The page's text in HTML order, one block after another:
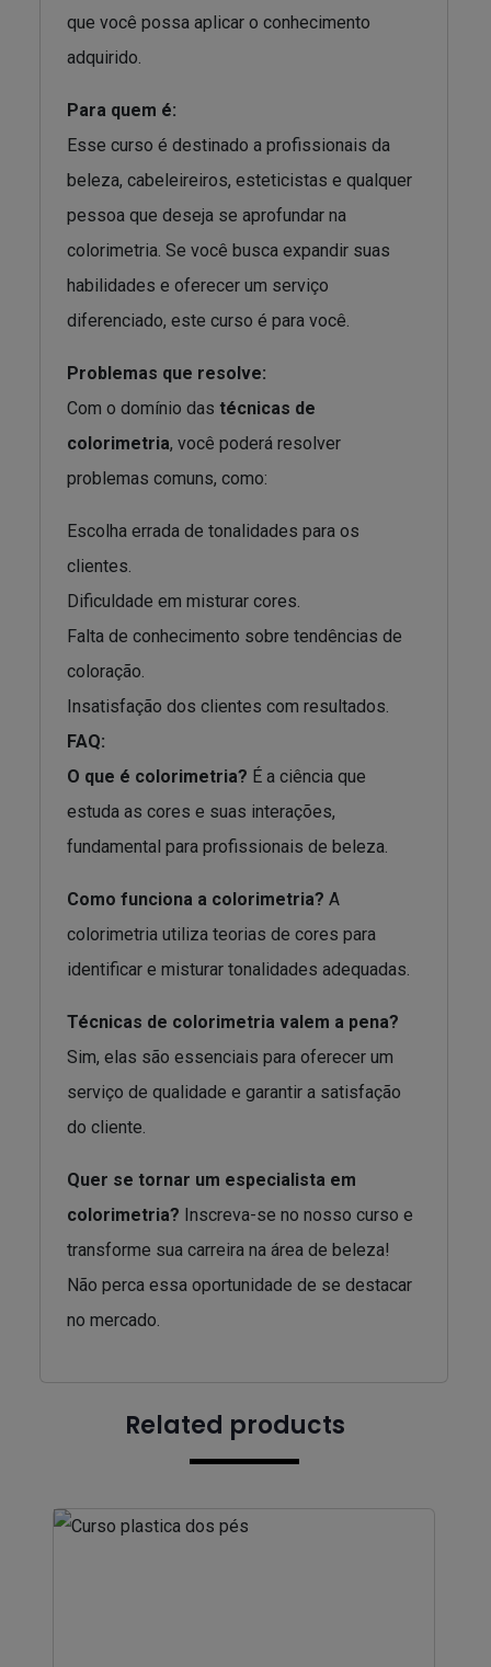
que você possa aplicar o conhecimento
adquirido.
Para quem é:
Esse curso é destinado a profissionais da
beleza, cabeleireiros, esteticistas e qualquer
pessoa que deseja se aprofundar na
colorimetria. Se você busca expandir suas
habilidades e oferecer um serviço
diferenciado, este curso é para você.
Problemas que resolve:
Com o domínio das técnicas de
colorimetria, você poderá resolver
problemas comuns, como:
Escolha errada de tonalidades para os
clientes.
Dificuldade em misturar cores.
Falta de conhecimento sobre tendências de
coloração.
Insatisfação dos clientes com resultados.
FAQ:
O que é colorimetria? É a ciência que
estuda as cores e suas interações,
fundamental para profissionais de beleza.
Como funciona a colorimetria? A
colorimetria utiliza teorias de cores para
identificar e misturar tonalidades adequadas.
Técnicas de colorimetria valem a pena?
Sim, elas são essenciais para oferecer um
serviço de qualidade e garantir a satisfação
do cliente.
Quer se tornar um especialista em
colorimetria? Inscreva-se no nosso curso e
transforme sua carreira na área de beleza!
Não perca essa oportunidade de se destacar
no mercado.
Related products